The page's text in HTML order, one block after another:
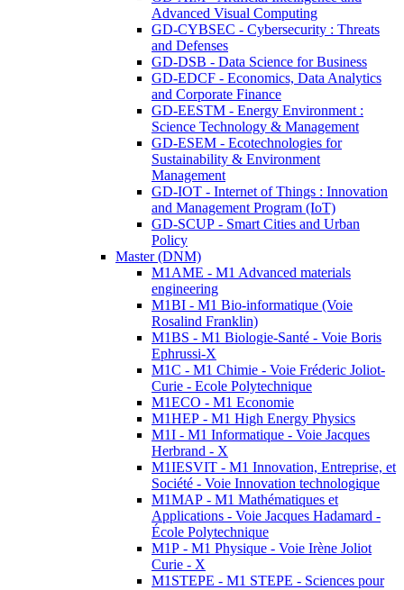
Advanced Visual Computing
GD-CYBSEC - Cybersecurity : Threats
and Defenses
GD-DSB - Data Science for Business
GD-EDCF - Economics, Data Analytics
and Corporate Finance
GD-EESTM - Energy Environment :
Science Technology & Management
GD-ESEM - Ecotechnologies for
Sustainability & Environment
Management
GD-IOT - Internet of Things : Innovation
and Management Program (IoT)
GD-SCUP - Smart Cities and Urban
Policy
Master (DNM)
M1AME - M1 Advanced materials
engineering
M1BI - M1 Bio-informatique (Voie
Rosalind Franklin)
M1BS - M1 Biologie-Santé - Voie Boris
Ephrussi-X
M1C - M1 Chimie - Voie Fréderic Joliot-
Curie - Ecole Polytechnique
M1ECO - M1 Economie
M1HEP - M1 High Energy Physics
M1I - M1 Informatique - Voie Jacques
Herbrand - X
M1IESVIT - M1 Innovation, Entreprise, et
Société - Voie Innovation technologique
M1MAP - M1 Mathématiques et
Applications - Voie Jacques Hadamard -
École Polytechnique
M1P - M1 Physique - Voie Irène Joliot
Curie - X
M1STEPE - M1 STEPE - Sciences pour